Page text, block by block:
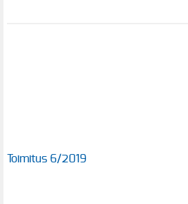
Toimitus 6/2019